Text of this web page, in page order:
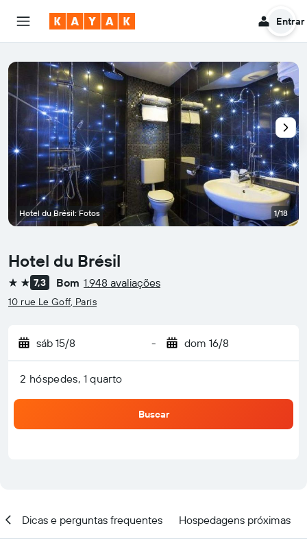
Entrar
Hotel du Brésil
2 estrelas
7,3 Bom 1.948 avaliações
10 rue Le Goff, Paris
sáb 15/8 - dom 16/8
2 hóspedes, 1 quarto
Buscar
Hotel du Brésil: Fotos 1/18
Dicas e perguntas frequentes Hospedagens próximas